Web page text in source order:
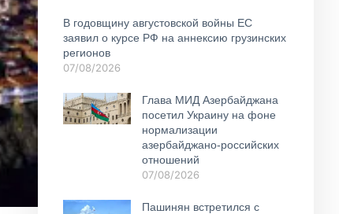
В годовщину августовской войны ЕС
заявил о курсе РФ на аннексию грузинских
регионов
07/08/2026
Глава МИД Азербайджана
посетил Украину на фоне
нормализации
азербайджано-российских
отношений
07/08/2026
Пашинян встретился с